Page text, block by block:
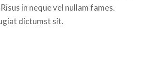
in neque vel nullam fames.
dictumst sit.